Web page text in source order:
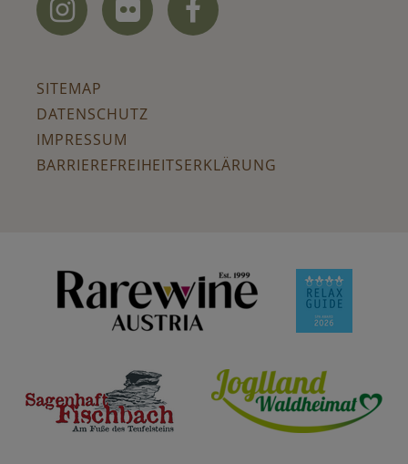
  
SITEMAP
DATENSCHUTZ
IMPRESSUM
BARRIEREFREIHEITSERKLÄRUNG